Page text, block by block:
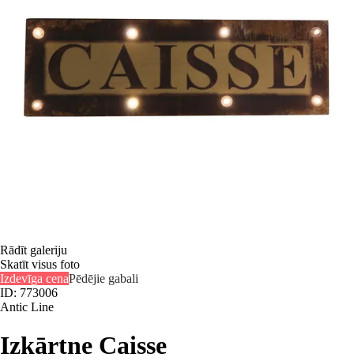
Rādīt galeriju
Skatīt visus foto
Izdevīga cenaPēdējie gabali
ID: 773006
Antic Line
Izkārtne Caisse